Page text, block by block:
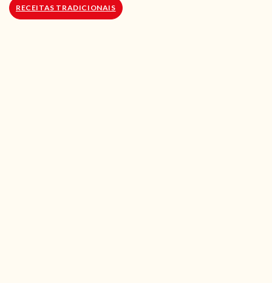
RECEITAS TRADICIONAIS